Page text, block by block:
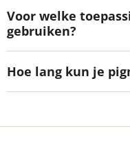
Voor welke
gebruiken?
Hoe lang kun je